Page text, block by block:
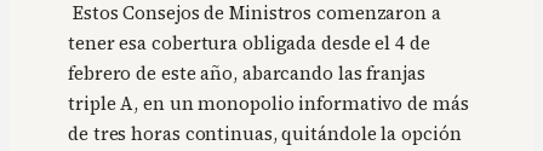
Estos Consejos de Ministros comenzaron a
tener esa cobertura obligada desde el 4 de
febrero de este año, abarcando las franjas
triple A, en un monopolio informativo de más
de tres horas continuas, quitándole la opción